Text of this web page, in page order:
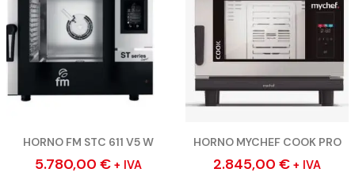
HORNO FM STC 611 V5 W
5.780,00 € + IVA
HORNO MYCHEF COOK PRO
2.845,00 € + IVA